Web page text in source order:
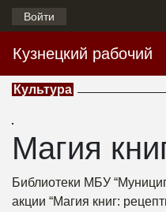
Войти
Кузнецкий рабочий
Культура
Магия
Библиотеки МБУ
акции “Магия книг: